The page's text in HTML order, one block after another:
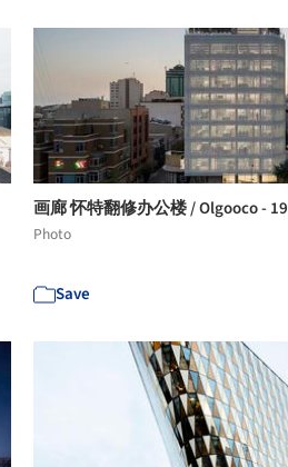
画廊 怀特翻修办公楼 / Olgooco - 19
Photo
Save